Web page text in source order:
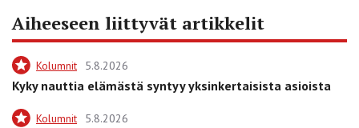
Aiheeseen liittyvät artikkelit
Kolumnit 5.8.2026
Kyky nauttia elämästä syntyy yksinkertaisista asioista
Kolumnit 5.8.2026